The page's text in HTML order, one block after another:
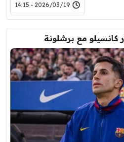
2026/03/19 - 14:15
مع برشلونة